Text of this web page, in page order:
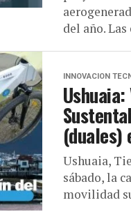
del año.
INNOVACION
(duales)
Ushuaia,
sábado, la
movilidad